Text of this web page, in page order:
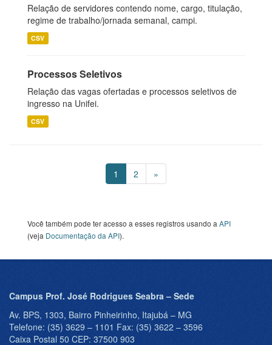
Relação de servidores contendo nome, cargo, titulação,
regime de trabalho/jornada semanal, campi.
CSV
Processos Seletivos
Relação das vagas ofertadas e processos seletivos de
ingresso na Unifei.
CSV
1 2 »
Você também pode ter acesso a esses registros usando a API
(veja Documentação da API).
Campus Prof. José Rodrigues Seabra – Sede
Av. BPS, 1303, Bairro Pinheirinho, Itajubá – MG
Telefone: (35) 3629 – 1101 Fax: (35) 3622 – 3596
Caixa Postal 50 CEP: 37500 903